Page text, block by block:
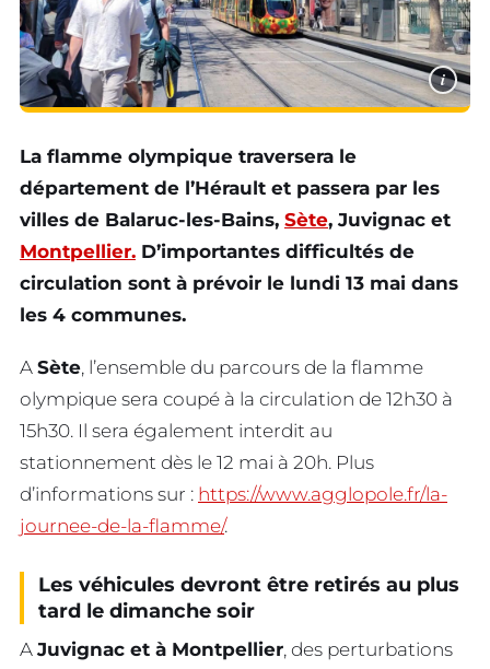
i
La flamme olympique traversera le
département de l’Hérault et passera par les
villes de Balaruc-les-Bains, Sète, Juvignac et
Montpellier. D’importantes difficultés de
circulation sont à prévoir le lundi 13 mai dans
les 4 communes.
A Sète, l’ensemble du parcours de la flamme
olympique sera coupé à la circulation de 12h30 à
15h30. Il sera également interdit au
stationnement dès le 12 mai à 20h. Plus
d’informations sur : https://www.agglopole.fr/la-
journee-de-la-flamme/.
Les véhicules devront être retirés au plus
tard le dimanche soir
A Juvignac et à Montpellier, des perturbations